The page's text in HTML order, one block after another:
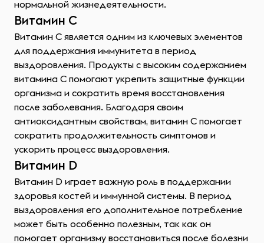
нормальной жизнедеятельности.
Витамин С
Витамин С является одним из ключевых элементов
для поддержания иммунитета в период
выздоровления. Продукты с высоким содержанием
витамина С помогают укрепить защитные функции
организма и сократить время восстановления
после заболевания. Благодаря своим
антиоксидантным свойствам, витамин C помогает
сократить продолжительность симптомов и
ускорить процесс выздоровления.
Витамин D
Витамин D играет важную роль в поддержании
здоровья костей и иммунной системы. В период
выздоровления его дополнительное потребление
может быть особенно полезным, так как он
помогает организму восстановиться после болезни